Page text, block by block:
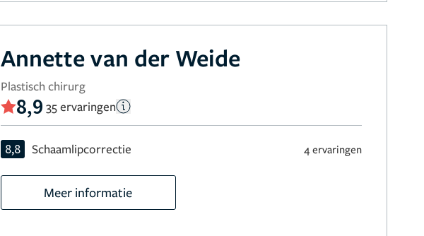
Annette van der Weide
Plastisch chirurg
8,9 35 ervaringen
8,8 Schaamlipcorrectie 4 ervaringen
Meer informatie